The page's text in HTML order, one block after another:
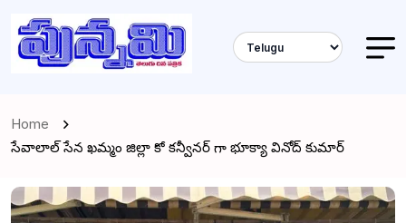
Home
సేవాలాల్ సేన ఖమ్మం జిల్లా కో కన్వీనర్ గా భూక్యా వినోద్ కుమార్